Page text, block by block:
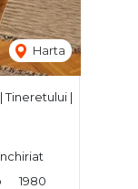
Harta
|
1980